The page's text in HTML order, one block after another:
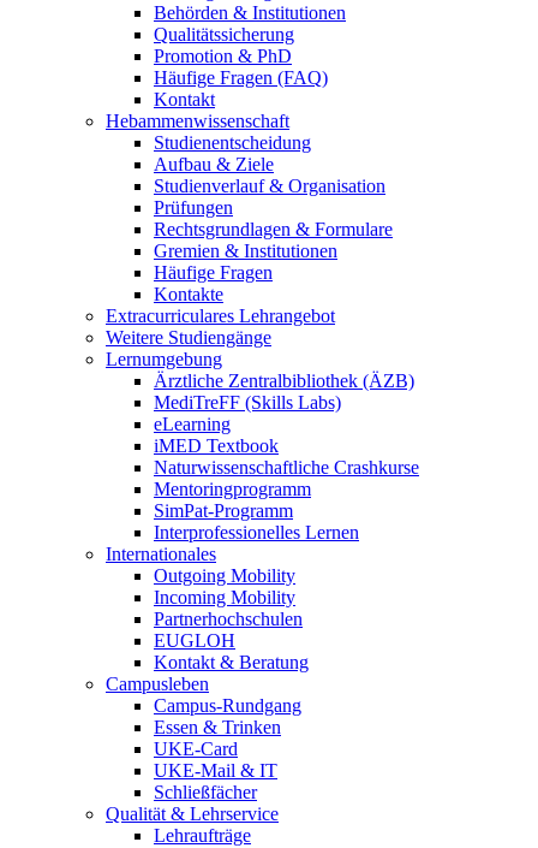
Behörden & Institutionen
Qualitätssicherung
Promotion & PhD
Häufige Fragen (FAQ)
Kontakt
Hebammenwissenschaft
Studienentscheidung
Aufbau & Ziele
Studienverlauf & Organisation
Prüfungen
Rechtsgrundlagen & Formulare
Gremien & Institutionen
Häufige Fragen
Kontakte
Extracurriculares Lehrangebot
Weitere Studiengänge
Lernumgebung
Ärztliche Zentralbibliothek (ÄZB)
MediTreFF (Skills Labs)
eLearning
iMED Textbook
Naturwissenschaftliche Crashkurse
Mentoringprogramm
SimPat-Programm
Interprofessionelles Lernen
Internationales
Outgoing Mobility
Incoming Mobility
Partnerhochschulen
EUGLOH
Kontakt & Beratung
Campusleben
Campus-Rundgang
Essen & Trinken
UKE-Card
UKE-Mail & IT
Schließfächer
Qualität & Lehrservice
Lehraufträge